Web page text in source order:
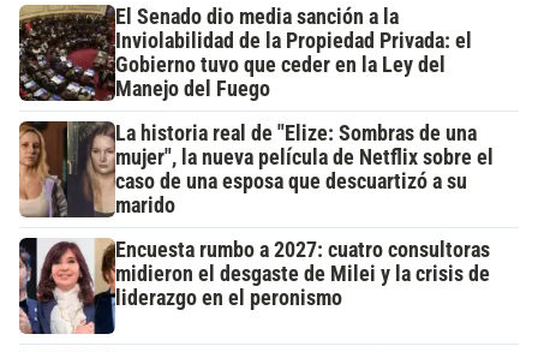
El Senado dio media sanción a la
Inviolabilidad de la Propiedad Privada: el
Gobierno tuvo que ceder en la Ley del
Manejo del Fuego
La historia real de "Elize: Sombras de una
mujer", la nueva película de Netflix sobre el
caso de una esposa que descuartizó a su
marido
Encuesta rumbo a 2027: cuatro consultoras
midieron el desgaste de Milei y la crisis de
liderazgo en el peronismo